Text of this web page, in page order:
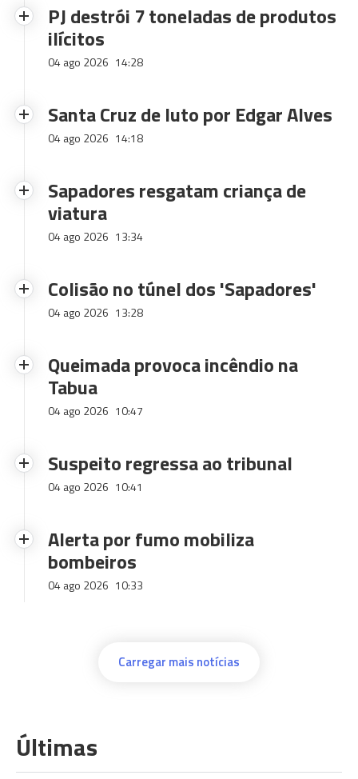
PJ destrói 7 toneladas de produtos
ilícitos
04 ago 2026 14:28
Santa Cruz de luto por Edgar Alves
04 ago 2026 14:18
Sapadores resgatam criança de
viatura
04 ago 2026 13:34
Colisão no túnel dos 'Sapadores'
04 ago 2026 13:28
Queimada provoca incêndio na
Tabua
04 ago 2026 10:47
Suspeito regressa ao tribunal
04 ago 2026 10:41
Alerta por fumo mobiliza
bombeiros
04 ago 2026 10:33
Carregar mais notícias
Últimas